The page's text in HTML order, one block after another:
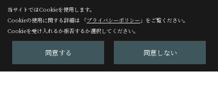
＜営業時間＞10:00～17:00
＜定休日＞日曜日
Copyright (c) Ambiance Co.,Ltd. All Rights Reserved.
当サイトではCookieを使用します。
Cookieの使用に関する詳細は 「プライバシーポリシー 」をご覧ください。
Cookieを受け入れるか拒否するか選択してください。
同意する 同意しない